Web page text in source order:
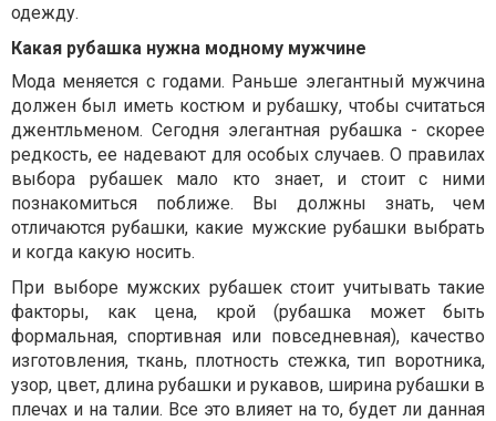
одежду.
Какая рубашка нужна модному мужчине
Мода меняется с годами. Раньше элегантный мужчина
должен был иметь костюм и рубашку, чтобы считаться
джентльменом. Сегодня элегантная рубашка - скорее
редкость, ее надевают для особых случаев. О правилах
выбора рубашек мало кто знает, и стоит с ними
познакомиться поближе. Вы должны знать, чем
отличаются рубашки, какие мужские рубашки выбрать
и когда какую носить.
При выборе мужских рубашек стоит учитывать такие
факторы, как цена, крой (рубашка может быть
формальная, спортивная или повседневная), качество
изготовления, ткань, плотность стежка, тип воротника,
узор, цвет, длина рубашки и рукавов, ширина рубашки в
плечах и на талии. Все это влияет на то, будет ли данная